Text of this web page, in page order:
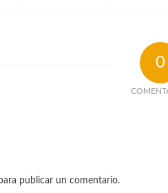
0
publicar un comentario.